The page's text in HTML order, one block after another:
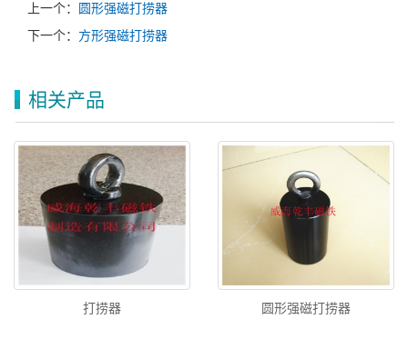
上一个：
圆形强磁打捞器
下一个： 方形强磁打捞器
相关产品
打捞器 圆形强磁打捞器